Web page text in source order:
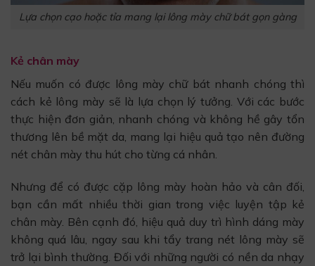
Lựa chọn cạo hoặc tỉa mang lại lông mày chữ bát gọn gàng
Kẻ chân mày
Nếu muốn có được lông mày chữ bát nhanh chóng thì
cách kẻ lông mày sẽ là lựa chọn lý tưởng. Với các bước
thực hiện đơn giản, nhanh chóng và không hề gây tổn
thương lên bề mặt da, mang lại hiệu quả tạo nên đường
nét chân mày thu hút cho từng cá nhân.
Nhưng để có được cặp lông mày hoàn hảo và cân đối,
bạn cần mất nhiều thời gian trong việc luyện tập kẻ
chân mày. Bên cạnh đó, hiệu quả duy trì hình dáng mày
không quá lâu, ngay sau khi tẩy trang nét lông mày sẽ
trở lại bình thường. Đối với những người có nền da nhạy